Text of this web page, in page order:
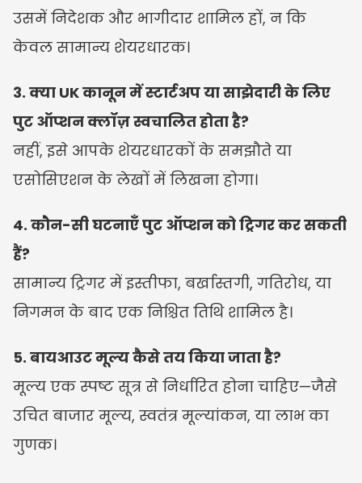
उसमें निदेशक और भागीदार शामिल हों, न कि
केवल सामान्य शेयरधारक।
3. क्या UK कानून में स्टार्टअप या साझेदारी के लिए
पुट ऑप्शन क्लॉज़ स्वचालित होता है?
नहीं, इसे आपके शेयरधारकों के समझौते या
एसोसिएशन के लेखों में लिखना होगा।
4. कौन-सी घटनाएँ पुट ऑप्शन को ट्रिगर कर सकती
हैं?
सामान्य ट्रिगर में इस्तीफा, बर्खास्तगी, गतिरोध, या
निगमन के बाद एक निश्चित तिथि शामिल है।
5. बायआउट मूल्य कैसे तय किया जाता है?
मूल्य एक स्पष्ट सूत्र से निर्धारित होना चाहिए—जैसे
उचित बाजार मूल्य, स्वतंत्र मूल्यांकन, या लाभ का
गुणक।